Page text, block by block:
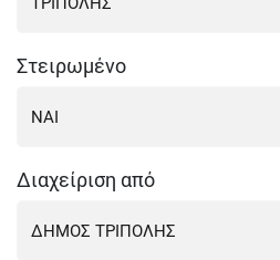
Στειρωμένο
Διαχείριση από